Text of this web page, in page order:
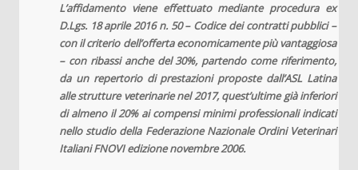
L’affidamento viene effettuato mediante procedura ex
D.Lgs. 18 aprile 2016 n. 50 – Codice dei contratti pubblici –
con il criterio dell’offerta economicamente più vantaggiosa
– con ribassi anche del 30%, partendo come riferimento,
da un repertorio di prestazioni proposte dall’ASL Latina
alle strutture veterinarie nel 2017, quest’ultime già inferiori
di almeno il 20% ai compensi minimi professionali indicati
nello studio della Federazione Nazionale Ordini Veterinari
Italiani FNOVI edizione novembre 2006.